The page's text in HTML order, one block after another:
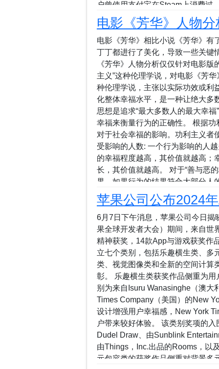
户曾使用支付宝在Steam上消费过
册名称；提供支付宝支付记录中，
细截屏，截屏请务必包含完整的商
信支付在Steam上消费过，请在客
称；提供微信支付记录中，最后一
屏，截屏请务必包含完整的商品
机提交一个客服案件，尽量用英文
能找回。 英文不好的，可以先用
容...
电影《芳华》人物分
电影《芳华》相比小说《芳华》有
丁丁都进行了美化，导致一些关键
《芳华》人物分析仅仅针对电影
主义”这种伦理学说，对电影《芳
种伦理学说，主张以实际功效或利
化整体幸福水平，是一种让绝大多
思想是追求“最大多数人的最大幸
幸福来衡量行为的正确性。 根据
对于社会幸福的影响。功利主义者
受影响的人数: 一个行为影响的人
的幸福程度越高，其价值就越高；
长，其价值就越高。 对于“善与恶
果，如果行为的结果符合大部分人
人的利益，就是恶。举例来说，利
恶行。 刘峰 刘峰进入文工团主要
峰成了闲人，就只能在文工团做一
自己的时间和精力，完成别人的工
兵。 “活雷锋”这个名声也不是个好
付出了很多劳动，却被别人当作“
看，刘峰所谓的“活雷锋做好事”，
善，利人不利己和不利人利己都是
说不是“善”，如果对自...
苹果公司公布2024
6月7日下午消息，苹果公司今日
果全球开发者大会）期间，来自世
精神获奖，14款App与游戏获奖作
立七个类别，包括乐趣横生类、多
类、视觉图像类和全新的空间计算
彰。 乐趣横生类获奖作品侧重为
别为来自Isuru Wanasinghe（澳大
Times Company（美国）的New
设计增强用户幸福感，New York
户带来较好体验。 该类别奖项的
Dudel Draw、由Sunblink
由Things，Inc.出品的Rooms，以
元包容类的获奖作品侧重对背景多